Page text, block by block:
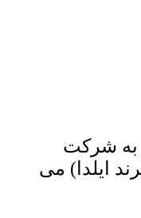
به شرکت
ایلدا) می